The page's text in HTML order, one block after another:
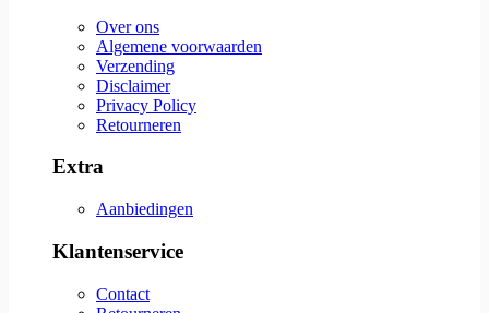
Over ons
Algemene voorwaarden
Verzending
Disclaimer
Privacy Policy
Retourneren
Extra
Aanbiedingen
Klantenservice
Contact